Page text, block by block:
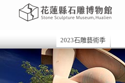
2023石雕藝術季